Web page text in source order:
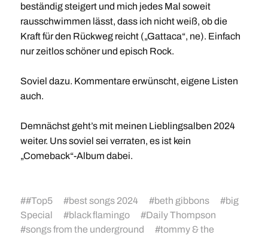
beständig steigert und mich jedes Mal soweit
rausschwimmen lässt, dass ich nicht weiß, ob die
Kraft für den Rückweg reicht („Gattaca“, ne). Einfach
nur zeitlos schöner und episch Rock.
Soviel dazu. Kommentare erwünscht, eigene Listen
auch.
Demnächst geht’s mit meinen Lieblingsalben 2024
weiter. Uns soviel sei verraten, es ist kein
„Comeback“-Album dabei.
##Top5 #best songs 2024 #beth gibbons #big
Special
#black flamingo #Daily Thompson
#songs from the underground #tommy & the